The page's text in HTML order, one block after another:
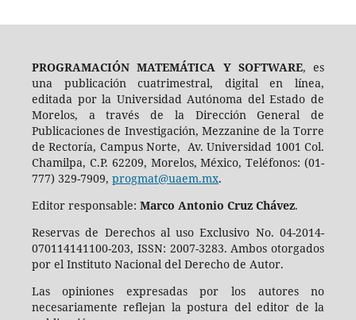
PROGRAMACIÓN MATEMÁTICA Y SOFTWARE, es
una publicación cuatrimestral, digital en línea,
editada por la Universidad Autónoma del Estado de
Morelos, a través de la Dirección General de
Publicaciones de Investigación, Mezzanine de la Torre
de Rectoría, Campus Norte, Av. Universidad 1001 Col.
Chamilpa, C.P. 62209, Morelos, México, Teléfonos: (01-
777) 329-7909, progmat@uaem.mx.
Editor responsable: Marco Antonio Cruz Chávez.
Reservas de Derechos al uso Exclusivo No. 04-2014-
070114141100-203, ISSN: 2007-3283. Ambos otorgados
por el Instituto Nacional del Derecho de Autor.
Las opiniones expresadas por los autores no
necesariamente reflejan la postura del editor de la